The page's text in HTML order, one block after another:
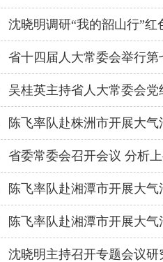
沈晓明调研“我的韶山行”红
省十四届人大常委会举行
陈飞率队赴株洲市开展大
陈飞率队赴湘潭市开展大
陈飞率队赴湘潭市开展大
沈晓明主持召开专题会议